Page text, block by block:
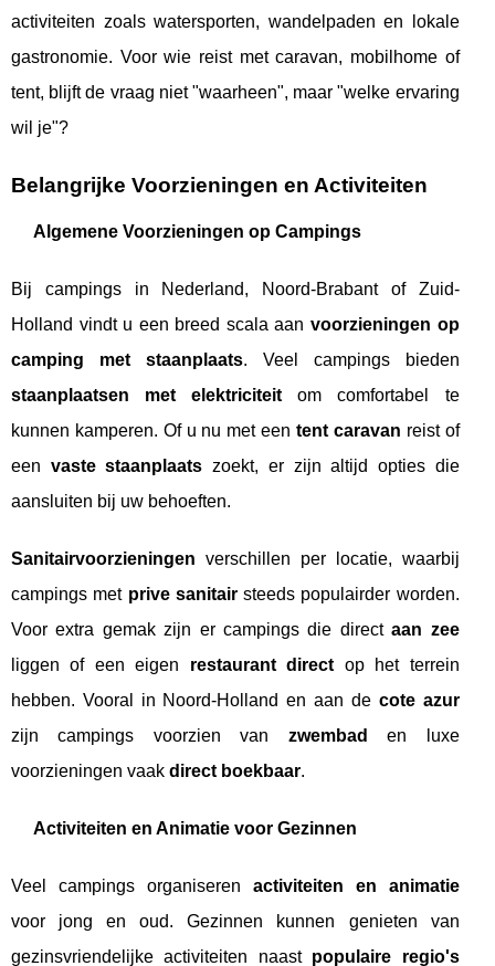
activiteiten zoals watersporten, wandelpaden en lokale
gastronomie. Voor wie reist met caravan, mobilhome of
tent, blijft de vraag niet "waarheen", maar "welke ervaring
wil je"?
Belangrijke Voorzieningen en Activiteiten
Algemene Voorzieningen op Campings
Bij campings in Nederland, Noord-Brabant of Zuid-
Holland vindt u een breed scala aanvoorzieningen op
camping met staanplaats. Veel campings bieden
staanplaatsen met elektriciteit om comfortabel te
kunnen kamperen. Of u nu met eentent caravan reist of
een vaste staanplaats zoekt, er zijn altijd opties die
aansluiten bij uw behoeften.
Sanitairvoorzieningen verschillen per locatie, waarbij
campings met prive sanitairsteeds populairder worden.
Voor extra gemak zijn er campings die directaan zee
liggen of een eigen restaurant direct op het terrein
hebben. Vooral in Noord-Holland en aan de cote azur
zijn campings voorzien van zwembad
en luxe
voorzieningen vaak direct boekbaar.
Activiteiten en Animatie voor Gezinnen
Veel campings organiseren activiteiten en animatie
voor jong en oud. Gezinnen kunnen genieten van
gezinsvriendelijke activiteiten naast populaire regio's